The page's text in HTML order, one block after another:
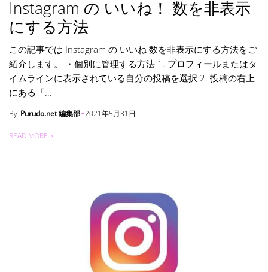
Instagram の いいね！ 数を非表示
にする方法
この記事では Instagram の いいね 数を非表示にする方法をご
紹介します。 ・個別に管理する方法 1. プロフィールまたはタ
イムラインに表示されている自分の投稿を選択 2. 投稿の右上
にある「...
By Purudo.net 編集部 2021年5月31日
READ MORE